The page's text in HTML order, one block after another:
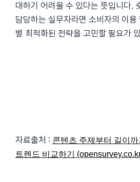
대하기 어려울 수 있다는 뜻입니다.
담당하는 실무자라면 소비자의 이
별 최적화된 전략을 고민할 필요가
자료출처 : 콘텐츠 주제부터 길이까
트렌드 비교하기